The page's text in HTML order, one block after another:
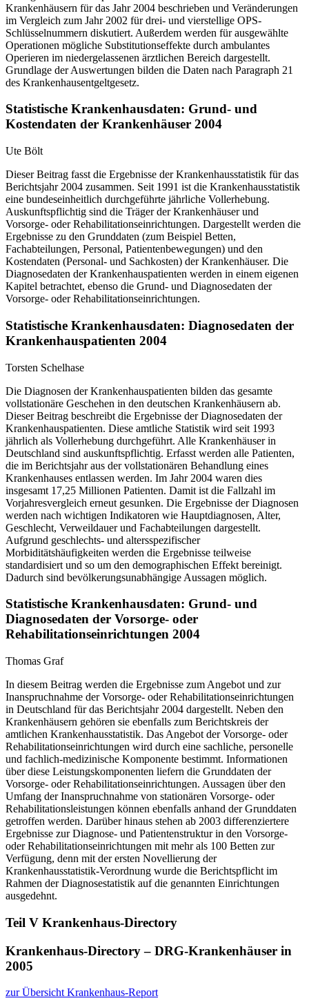
Krankenhäusern für das Jahr 2004 beschrieben und Veränderungen
im Vergleich zum Jahr 2002 für drei- und vierstellige OPS-
Schlüsselnummern diskutiert. Außerdem werden für ausgewählte
Operationen mögliche Substitutionseffekte durch ambulantes
Operieren im niedergelassenen ärztlichen Bereich dargestellt.
Grundlage der Auswertungen bilden die Daten nach Paragraph 21
des Krankenhausentgeltgesetz.
Statistische Krankenhausdaten: Grund- und
Kostendaten der Krankenhäuser 2004
Ute Bölt
Dieser Beitrag fasst die Ergebnisse der Krankenhausstatistik für das
Berichtsjahr 2004 zusammen. Seit 1991 ist die Krankenhausstatistik
eine bundeseinheitlich durchgeführte jährliche Vollerhebung.
Auskunftspflichtig sind die Träger der Krankenhäuser und
Vorsorge- oder Rehabilitationseinrichtungen. Dargestellt werden die
Ergebnisse zu den Grunddaten (zum Beispiel Betten,
Fachabteilungen, Personal, Patientenbewegungen) und den
Kostendaten (Personal- und Sachkosten) der Krankenhäuser. Die
Diagnosedaten der Krankenhauspatienten werden in einem eigenen
Kapitel betrachtet, ebenso die Grund- und Diagnosedaten der
Vorsorge- oder Rehabilitationseinrichtungen.
Statistische Krankenhausdaten: Diagnosedaten der
Krankenhauspatienten 2004
Torsten Schelhase
Die Diagnosen der Krankenhauspatienten bilden das gesamte
vollstationäre Geschehen in den deutschen Krankenhäusern ab.
Dieser Beitrag beschreibt die Ergebnisse der Diagnosedaten der
Krankenhauspatienten. Diese amtliche Statistik wird seit 1993
jährlich als Vollerhebung durchgeführt. Alle Krankenhäuser in
Deutschland sind auskunftspflichtig. Erfasst werden alle Patienten,
die im Berichtsjahr aus der vollstationären Behandlung eines
Krankenhauses entlassen werden. Im Jahr 2004 waren dies
insgesamt 17,25 Millionen Patienten. Damit ist die Fallzahl im
Vorjahresvergleich erneut gesunken. Die Ergebnisse der Diagnosen
werden nach wichtigen Indikatoren wie Hauptdiagnosen, Alter,
Geschlecht, Verweildauer und Fachabteilungen dargestellt.
Aufgrund geschlechts- und altersspezifischer
Morbiditätshäufigkeiten werden die Ergebnisse teilweise
standardisiert und so um den demographischen Effekt bereinigt.
Dadurch sind bevölkerungsunabhängige Aussagen möglich.
Statistische Krankenhausdaten: Grund- und
Diagnosedaten der Vorsorge- oder
Rehabilitationseinrichtungen 2004
Thomas Graf
In diesem Beitrag werden die Ergebnisse zum Angebot und zur
Inanspruchnahme der Vorsorge- oder Rehabilitationseinrichtungen
in Deutschland für das Berichtsjahr 2004 dargestellt. Neben den
Krankenhäusern gehören sie ebenfalls zum Berichtskreis der
amtlichen Krankenhausstatistik. Das Angebot der Vorsorge- oder
Rehabilitationseinrichtungen wird durch eine sachliche, personelle
und fachlich-medizinische Komponente bestimmt. Informationen
über diese Leistungskomponenten liefern die Grunddaten der
Vorsorge- oder Rehabilitationseinrichtungen. Aussagen über den
Umfang der Inanspruchnahme von stationären Vorsorge- oder
Rehabilitationsleistungen können ebenfalls anhand der Grunddaten
getroffen werden. Darüber hinaus stehen ab 2003 differenziertere
Ergebnisse zur Diagnose- und Patientenstruktur in den Vorsorge-
oder Rehabilitationseinrichtungen mit mehr als 100 Betten zur
Verfügung, denn mit der ersten Novellierung der
Krankenhausstatistik-Verordnung wurde die Berichtspflicht im
Rahmen der Diagnosestatistik auf die genannten Einrichtungen
ausgedehnt.
Teil V Krankenhaus-Directory
Krankenhaus-Directory – DRG-Krankenhäuser in
2005
zur Übersicht Krankenhaus-Report